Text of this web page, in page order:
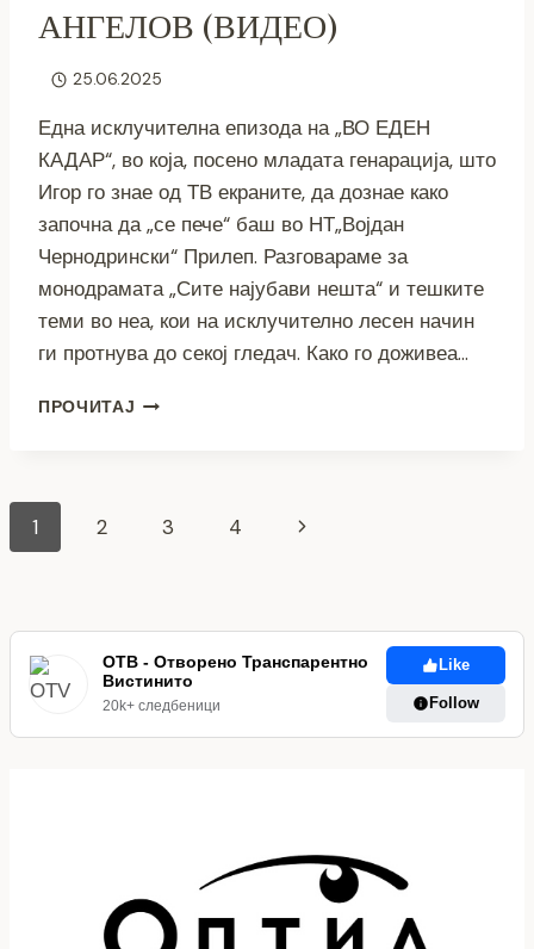
АНГЕЛОВ (ВИДЕО)
25.06.2025
Една исклучителна епизода на „ВО ЕДЕН
КАДАР“, во која, посено младата генарација, што
Игор го знае од ТВ екраните, да дознае како
започна да „се пече“ баш во НТ„Војдан
Чернодрински“ Прилеп. Разговараме за
монодрамата „Сите најубави нешта“ и тешките
теми во неа, кои на исклучително лесен начин
ги протнува до секој гледач. Како го доживеа…
ПРОЧИТАЈ ВО
АНГЕЛОВ
Page
1 2 3 4
Next
ОТВ - Отворено Транспарентно
Вистинито
20k+ следбеници
Like
Follow